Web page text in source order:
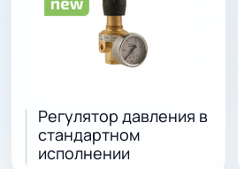
Регулятор давления в
стандартном
исполнении